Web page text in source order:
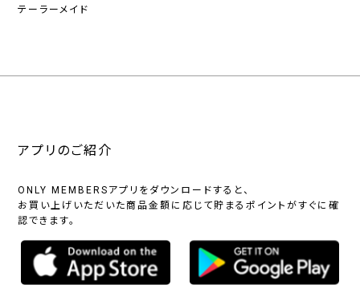
テーラーメイド
アプリのご紹介
ONLY MEMBERSアプリをダウンロードすると、
お買い上げいただいた商品金額に応じて貯まるポイントがすぐに確
認できます。